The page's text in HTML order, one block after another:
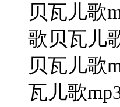
贝瓦儿歌
歌贝瓦儿
贝瓦儿歌
瓦儿歌